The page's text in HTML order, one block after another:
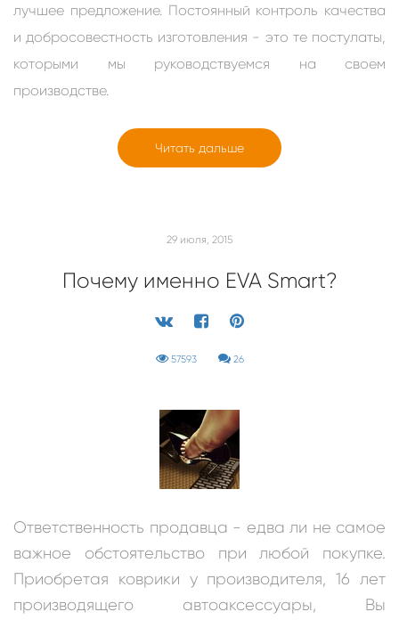
лучшее предложение. Постоянный контроль качества
и добросовестность изготовления - это те постулаты,
которыми мы руководствуемся на своем
производстве.
Читать дальше
29 июля, 2015
Почему именно EVA Smart?
57593 26
Ответственность продавца - едва ли не самое
важное обстоятельство при любой покупке.
Приобретая коврики у производителя, 16 лет
производящего автоаксессуары, Вы